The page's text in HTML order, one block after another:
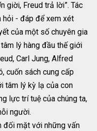
giời, Freud trả lời”. Tác
hỏi - đáp để xem xét
của một số chuyên gia
lý hàng đầu thế giới
Carl Jung, Alfred
cuốn sách cung cấp
tâm lý kỳ lạ của con
lực trí tuệ của chúng ta,
người.
đối mặt với những vấn